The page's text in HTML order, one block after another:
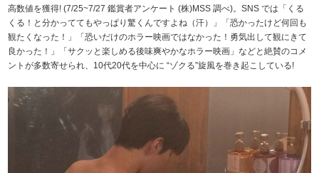
高数値を獲得! (7/25~7/27 鑑賞者アンケート (株)MSS 調べ)。SNS では「くる
くる！と分かっててもやっぱり驚くんですよね（汗）」「恐かったけど何回も
観たくなった！」「恐いだけのホラー映画ではなかった！勇気出して観にきて
良かった！」「サクッと楽しめる後味爽やかなホラー映画」などと絶賛のコメ
ントが多数寄せられ、10代20代を中心に “ゾクる”旋風を巻き起こしている!